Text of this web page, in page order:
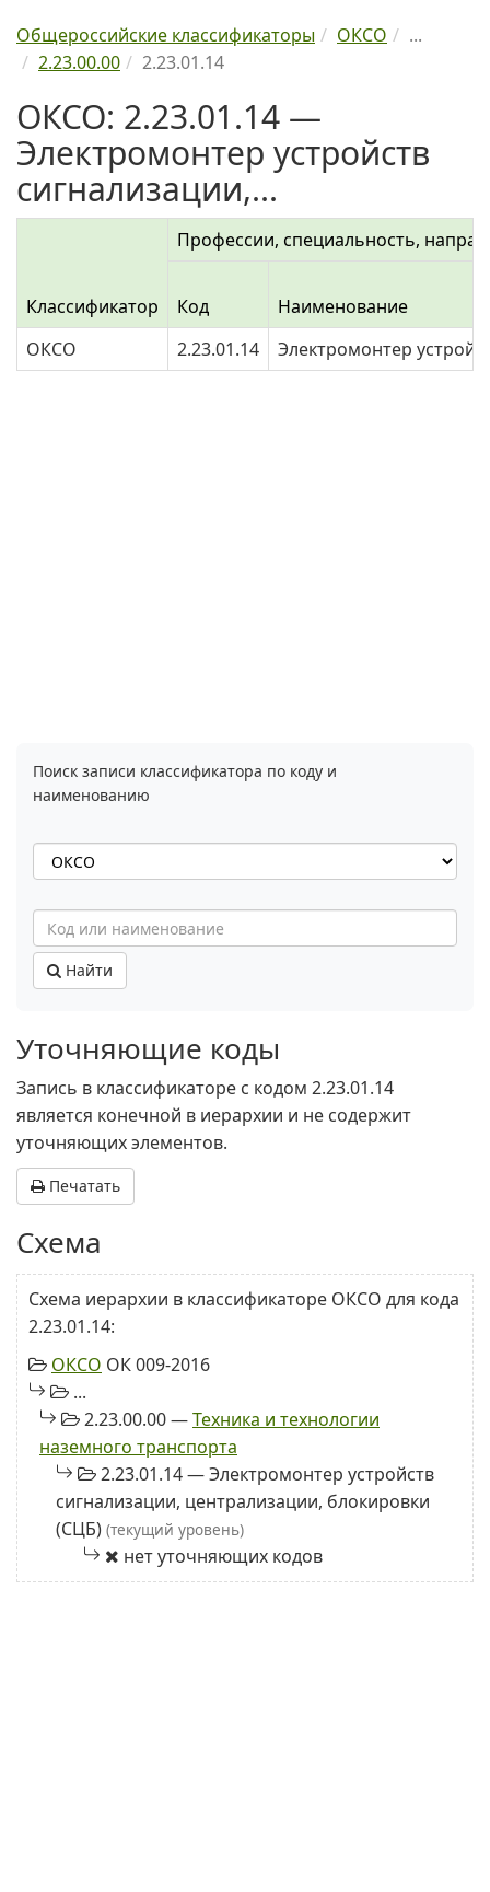
Общероссийские классификаторы ОКСО
...
2.23.00.00
2.23.01.14
ОКСО: 2.23.01.14 —
Электромонтер устройств
сигнализации,...
Классификатор
Профессии, специальность,
Код
Наименование
ОКСО
2.23.01.14 Электромонтер
Поиск записи классификатора по коду и
наименованию
Найти
Уточняющие коды
Запись в классификаторе с кодом 2.23.01.14
является конечной в иерархии и не содержит
уточняющих элементов.
Печатать
Схема
Схема иерархии в классификаторе ОКСО для кода
2.23.01.14:
ОКСО ОК 009-2016
...
2.23.00.00 —Техника и технологии
наземного транспорта
2.23.01.14 — Электромонтер устройств
сигнализации, централизации, блокировки
(СЦБ) (текущий уровень)
нет уточняющих кодов